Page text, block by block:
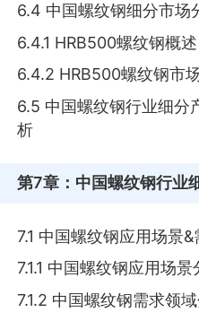
6.4 中国螺纹钢细分市场
6.4.1 HRB500螺纹钢概述
6.4.2 HRB500螺纹钢市
6.5 中国螺纹钢行业细分
析
第7章 ：中国螺纹钢行业
7.1 中国螺纹钢应用场景
7.1.1 中国螺纹钢应用场
7.1.2 中国螺纹钢需求领